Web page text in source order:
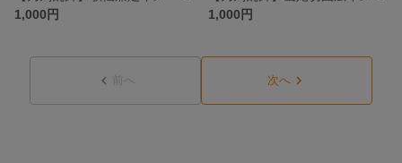
1,000円
1,000円
前へ 次へ